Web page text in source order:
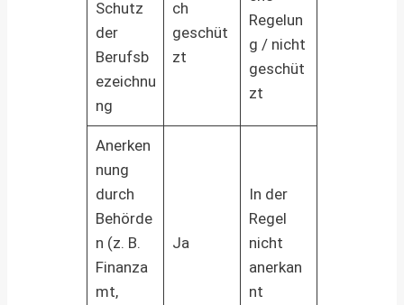
Schutz
der
Berufsb
ezeichnu
ng
ch
geschüt
zt
Regelun
g / nicht
geschüt
zt
Anerken
nung
durch
Behörde
n (z. B.
Finanza
mt,
Ja
In der
Regel
nicht
anerkan
nt